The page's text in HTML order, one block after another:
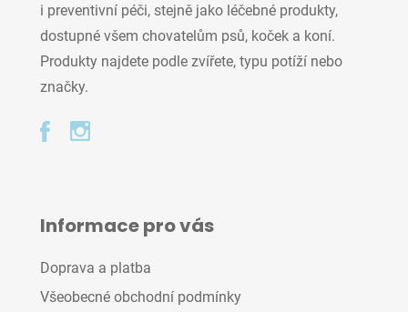
i preventivní péči, stejně jako léčebné produkty,
dostupné všem chovatelům psů, koček a koní.
Produkty najdete podle zvířete, typu potíží nebo
značky.
Informace pro vás
Doprava a platba
Všeobecné obchodní podmínky